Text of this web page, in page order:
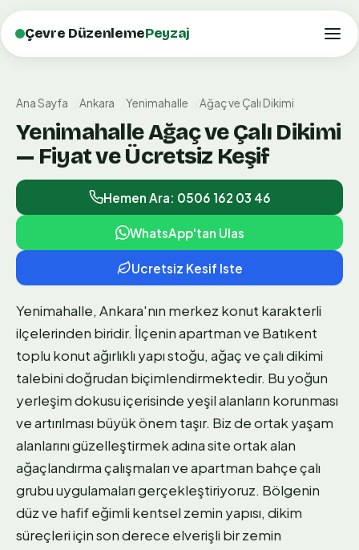
Çevre DüzenlemePeyzaj
Ana Sayfa Ankara Yenimahalle Ağaç ve Çalı Dikimi
Yenimahalle Ağaç ve Çalı Dikimi
— Fiyat ve Ücretsiz Keşif
Hemen Ara: 0506 162 03 46
WhatsApp'tan Ulas
Ucretsiz Kesif Iste
Yenimahalle, Ankara'nın merkez konut karakterli
ilçelerinden biridir. İlçenin apartman ve Batıkent
toplu konut ağırlıklı yapı stoğu, ağaç ve çalı dikimi
talebini doğrudan biçimlendirmektedir. Bu yoğun
yerleşim dokusu içerisinde yeşil alanların korunması
ve artırılması büyük önem taşır. Biz de ortak yaşam
alanlarını güzelleştirmek adına site ortak alan
ağaçlandırma çalışmaları ve apartman bahçe çalı
grubu uygulamaları gerçekleştiriyoruz. Bölgenin
düz ve hafif eğimli kentsel zemin yapısı, dikim
süreçleri için son derece elverişli bir zemin